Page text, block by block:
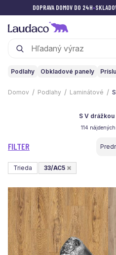
DOPRAVA DOMOV DO 24H•
Podlahy Obkladové panely
Domov Podlahy Laminátové
S V
114
FILTER
Trieda 33/AC5